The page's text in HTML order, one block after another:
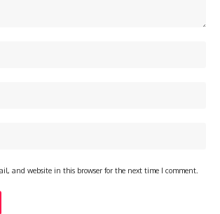
and website in this browser for the next time I comment.